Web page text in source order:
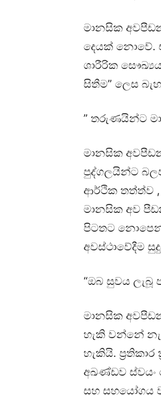
මානසික
දෙයක් නොවේ.
ශාරීරික
සිතීම” ලෙස
” තරුණයින්ට
මානසික
පුද්ගලයින්ට
ආර්ථික තත්ත්ව ,
මානසික අව
පිටතට
අවස්ථාවේදීම
“ඔබ සුවය ලැබූ
මානසික
හැකි වන්නේ
හැකියි.
අඛණ්ඩව ස්වයං
සහ සහයෝගය